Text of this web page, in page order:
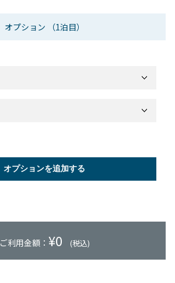
オプション （1泊目）
オプションを追加する
ご利用金額： ¥0 (税込)